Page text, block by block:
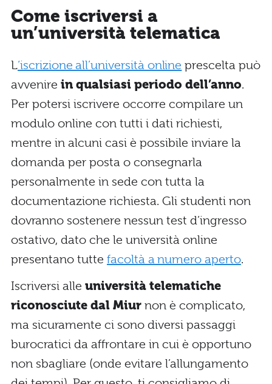
Come iscriversi a
un’università telematica
L‘iscrizione all’università online prescelta può
avvenire in qualsiasi periodo dell’anno.
Per potersi iscrivere occorre compilare un
modulo online con tutti i dati richiesti,
mentre in alcuni casi è possibile inviare la
domanda per posta o consegnarla
personalmente in sede con tutta la
documentazione richiesta. Gli studenti non
dovranno sostenere nessun test d’ingresso
ostativo, dato che le università online
presentano tutte facoltà a numero aperto.
Iscriversi alle università telematiche
riconosciute dal Miur non è complicato,
ma sicuramente ci sono diversi passaggi
burocratici da affrontare in cui è opportuno
non sbagliare (onde evitare l’allungamento